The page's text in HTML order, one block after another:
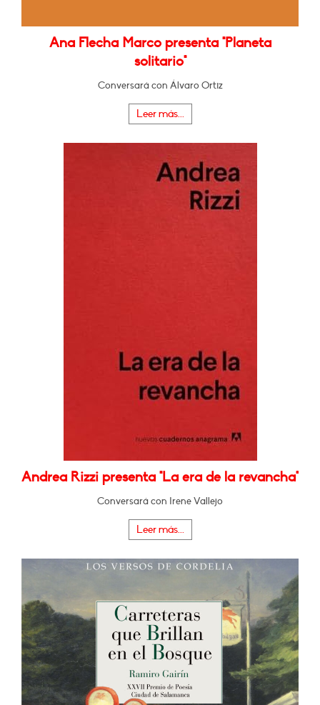
Ana Flecha Marco presenta "Planeta
solitario"
Conversará con Álvaro Ortiz
Leer más...
Andrea Rizzi presenta "La era de la revancha"
Conversará con Irene Vallejo
Leer más...